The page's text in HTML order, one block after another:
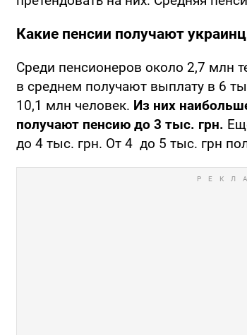
Какие пенсии получают
Среди пенсионеров около 2,7 млн
в среднем получают выплату в 6
10,1 млн человек. Из них
получают пенсию до 3 тыс. грн.
до 4 тыс. грн. От 4 до 5 тыс. грн